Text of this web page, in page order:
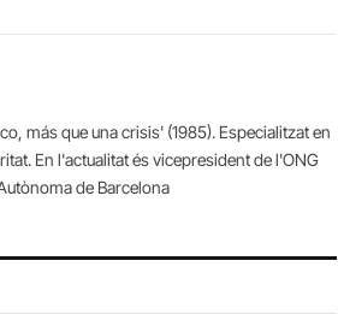
más que una crisis' (1985). Especialitzat en
En l'actualitat és vicepresident de l'ONG
de Barcelona